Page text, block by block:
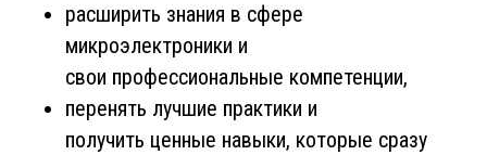
расширить знания в сфере
микроэлектроники и
свои профессиональные компетенции,
перенять лучшие практики и
получить ценные навыки, которые сразу